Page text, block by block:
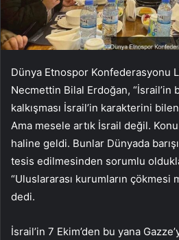
Dünya Etnospor Konfederasyonu
Necmettin Bilal Erdoğan, “İsrail’in
kalkışması İsrail’in karakterini
Ama mesele artık İsrail değil. Konu
haline geldi. Bunlar Dünyada
tesis edilmesinden sorumlu
“Uluslararası kurumların çökmesi
dedi.
İsrail’in 7 Ekim’den bu yana